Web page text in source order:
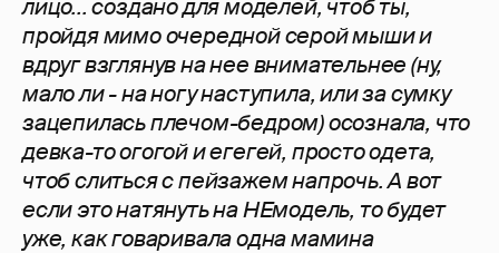
лицо... создано для моделей, чтоб ты,
пройдя мимо очередной серой мыши и
вдруг взглянув на нее внимательнее (ну,
мало ли - на ногу наступила, или за сумку
зацепилась плечом-бедром) осознала, что
девка-то огогой и егегей, просто одета,
чтоб слиться с пейзажем напрочь. А вот
если это натянуть на НЕмодель, то будет
уже, как говаривала одна мамина